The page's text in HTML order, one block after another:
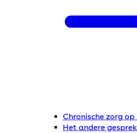
Chronische zorg
Het andere gesprek